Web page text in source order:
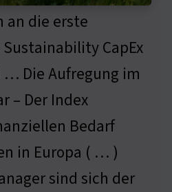
an die erste
CapEx
… Die Aufregung im
– Der Index
Bedarf
in Europa ( … )
sind sich der